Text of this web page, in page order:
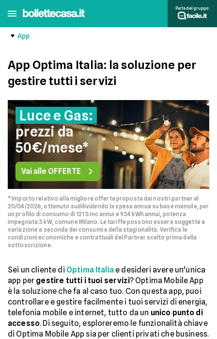
Parte del gruppo:
App
App Optima Italia: la soluzione per
gestire tutti i servizi
Luce e Gas:
prezzi da
50€/mese*
Vai alle OFFERTE
* Importo relativo alla migliore offerta proposta dai nostri partner al
20/04/2026, ottenuto suddividendo la spesa annua su base mensile, per
un profilo di consumo di 121 Smc annui e 934 kWh annui, potenza
impegnata 3 kW, comune Milano. Le tariffe possono essere soggette a
variazione a seconda dei consumi e della stagionalità. Verifica le
condizioni economiche e contrattuali del Partner scelto prima della
sottoscrizione.
Sei un cliente di Optima Italiae desideri avere un'unica
app per gestire tutti i tuoi servizi? Optima Mobile App
è la soluzione che fa al caso tuo. Con questa app, puoi
controllare e gestire facilmente i tuoi servizi di energia,
telefonia mobile e internet, tutto da un unico punto di
accesso. Di seguito, esploreremo le funzionalità chiave
di Optima Mobile App sia per clienti privati che business.